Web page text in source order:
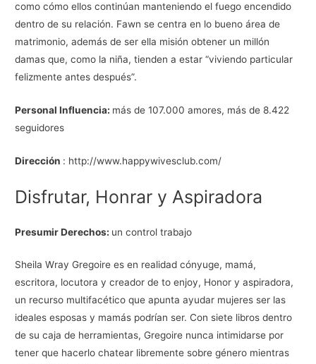
como cómo ellos continúan manteniendo el fuego encendido
dentro de su relación. Fawn se centra en lo bueno área de
matrimonio, además de ser ella misión obtener un millón
damas que, como la niña, tienden a estar “viviendo particular
felizmente antes después”.
Personal Influencia: más de 107.000 amores, más de 8.422
seguidores
Dirección : http://www.happywivesclub.com/
Disfrutar, Honrar y Aspiradora
Presumir Derechos: un control trabajo
Sheila Wray Gregoire es en realidad cónyuge, mamá,
escritora, locutora y creador de to enjoy, Honor y aspiradora,
un recurso multifacético que apunta ayudar mujeres ser las
ideales esposas y mamás podrían ser. Con siete libros dentro
de su caja de herramientas, Gregoire nunca intimidarse por
tener que hacerlo chatear libremente sobre género mientras